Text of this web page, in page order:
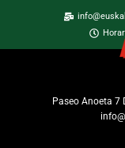
Paseo Anoeta 7